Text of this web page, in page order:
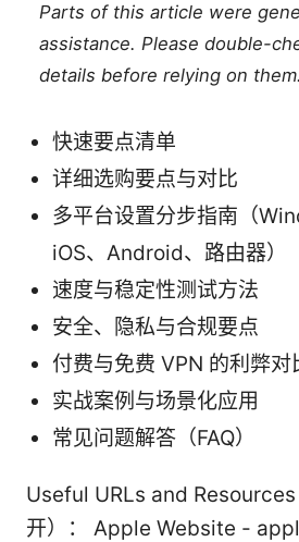
Parts of this article were
assistance. Please double-
details before relying on them.
快速要点清单
详细选购要点与对比
多平台设置分步指南（
iOS、Android、路由器）
速度与稳定性测试方法
安全、隐私与合规要点
付费与免费 VPN 的利弊对
实战案例与场景化应用
常见问题解答（FAQ）
Useful URLs and
开）： Apple Website -